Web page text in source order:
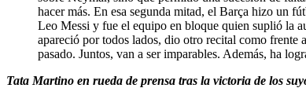
hacer más. En esa segunda mitad, el Barça hizo un
Leo Messi y fue el equipo en bloque quien suplió la
apareció por todos lados, dio otro recital como frente
pasado. Juntos, van a ser imparables. Además, ha
Tata Martino en rueda de prensa tras la victoria de los